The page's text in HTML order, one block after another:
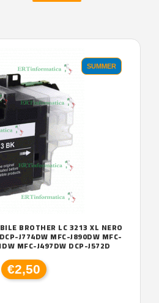
SUMMER
BROTHER LC 3213 XL NERO
J774DW MFC-J890DW MFC-
MFC-J497DW DCP-J572D
€2,50